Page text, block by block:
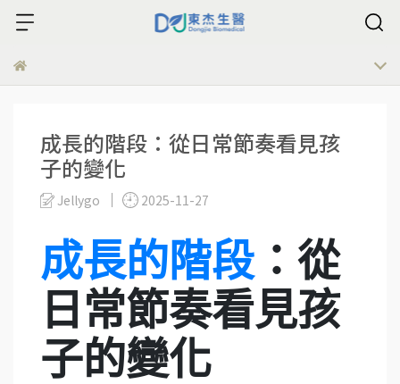
成長的階段：從日常節奏看見孩
子的變化
Jellygo 2025-11-27
成長的階段 ：從
日常節奏看見孩
子的變化